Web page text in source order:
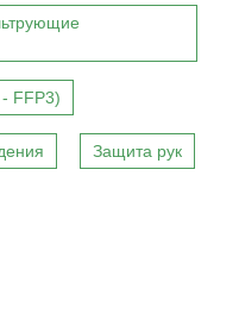
FFP3)
Защита рук